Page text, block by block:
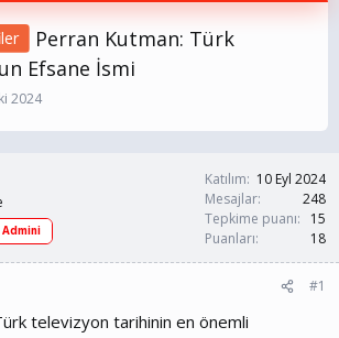
Perran Kutman: Türk
Efsane İsmi
2024
Admini
Katılım
10 Eyl 2024
Mesajlar
248
Tepkime puanı
15
Puanları
18
#1
televizyon tarihinin en önemli